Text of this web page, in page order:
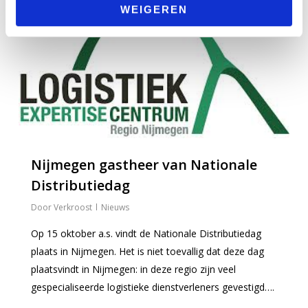
WEIGEREN
Nijmegen gastheer van Nationale
Distributiedag
Verkroost Nieuws
Op 15 oktober a.s. vindt de Nationale Distributiedag
plaats in Nijmegen. Het is niet toevallig dat deze dag
plaatsvindt in Nijmegen: in deze regio zijn veel
gespecialiseerde logistieke dienstverleners gevestigd….